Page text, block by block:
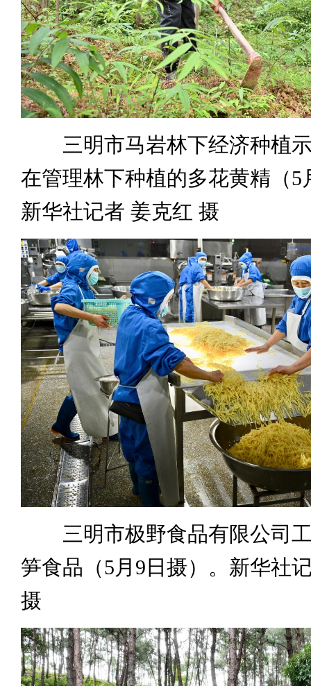
三明市马岩林下经济种植示
在管理林下种植的多花黄精（5
新华社记者 姜克红 摄
三明市极野食品有限公司工
笋食品（5月9日摄）。新华社
摄